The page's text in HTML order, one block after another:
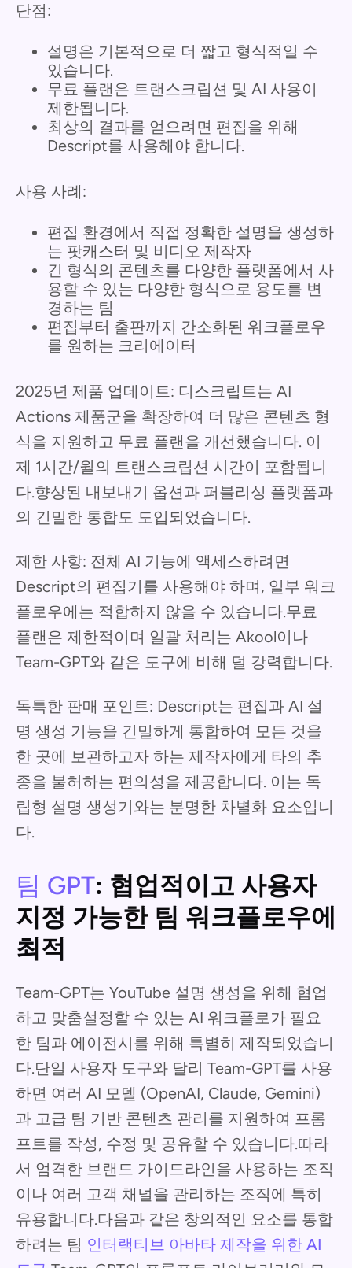
단점:
설명은 기본적으로 더 짧고 형식적일 수
있습니다.
무료 플랜은 트랜스크립션 및 AI 사용이
제한됩니다.
최상의 결과를 얻으려면 편집을 위해
Descript를 사용해야 합니다.
사용 사례:
편집 환경에서 직접 정확한 설명을 생성하
는 팟캐스터 및 비디오 제작자
긴 형식의 콘텐츠를 다양한 플랫폼에서 사
용할 수 있는 다양한 형식으로 용도를 변
경하는 팀
편집부터 출판까지 간소화된 워크플로우
를 원하는 크리에이터
2025년 제품 업데이트: 디스크립트는 AI
Actions 제품군을 확장하여 더 많은 콘텐츠 형
식을 지원하고 무료 플랜을 개선했습니다. 이
제 1시간/월의 트랜스크립션 시간이 포함됩니
다.향상된 내보내기 옵션과 퍼블리싱 플랫폼과
의 긴밀한 통합도 도입되었습니다.
제한 사항: 전체 AI 기능에 액세스하려면
Descript의 편집기를 사용해야 하며, 일부 워크
플로우에는 적합하지 않을 수 있습니다.무료
플랜은 제한적이며 일괄 처리는 Akool이나
Team-GPT와 같은 도구에 비해 덜 강력합니다.
독특한 판매 포인트: Descript는 편집과 AI 설
명 생성 기능을 긴밀하게 통합하여 모든 것을
한 곳에 보관하고자 하는 제작자에게 타의 추
종을 불허하는 편의성을 제공합니다. 이는 독
립형 설명 생성기와는 분명한 차별화 요소입니
다.
팀 GPT: 협업적이고 사용자
지정 가능한 팀 워크플로우에
최적
Team-GPT는 YouTube 설명 생성을 위해 협업
하고 맞춤설정할 수 있는 AI 워크플로가 필요
한 팀과 에이전시를 위해 특별히 제작되었습니
다.단일 사용자 도구와 달리 Team-GPT를 사용
하면 여러 AI 모델 (OpenAI, Claude, Gemini)
과 고급 팀 기반 콘텐츠 관리를 지원하여 프롬
프트를 작성, 수정 및 공유할 수 있습니다.따라
서 엄격한 브랜드 가이드라인을 사용하는 조직
이나 여러 고객 채널을 관리하는 조직에 특히
유용합니다.다음과 같은 창의적인 요소를 통합
하려는 팀 인터랙티브 아바타 제작을 위한 AI